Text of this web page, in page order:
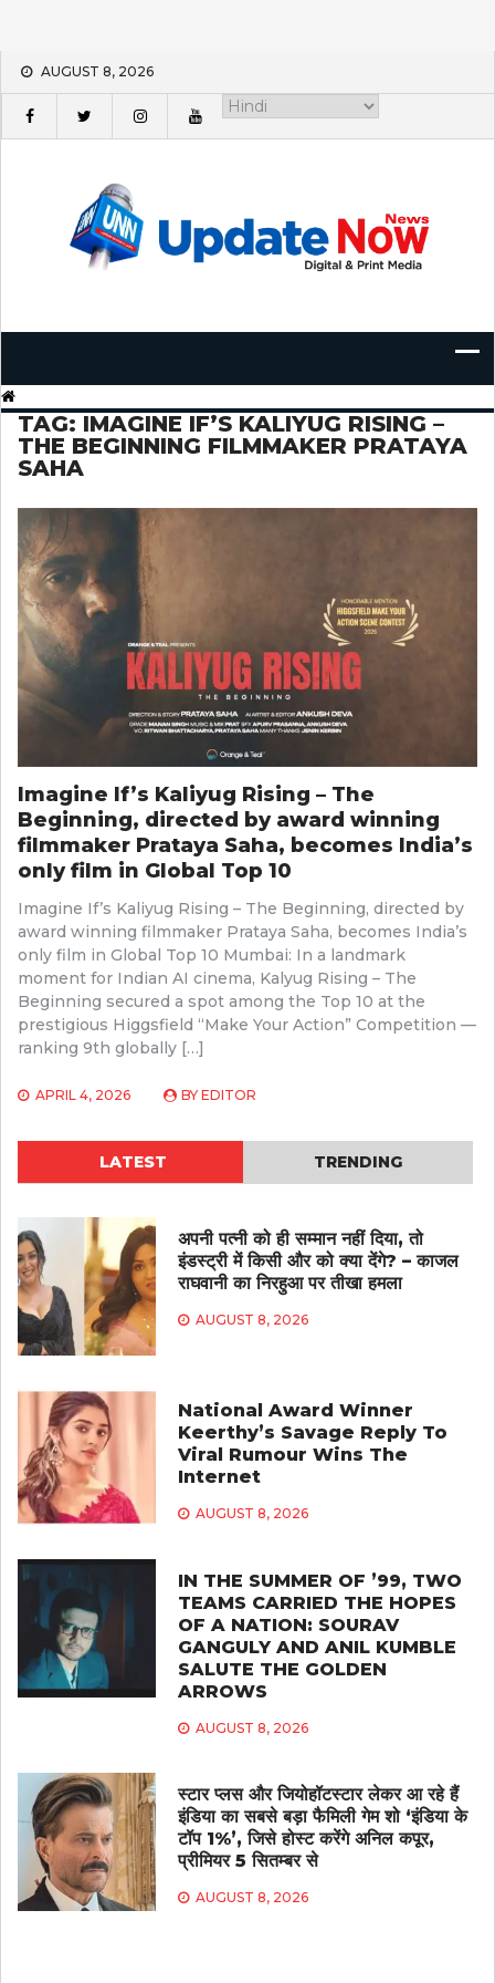
Skip
content
AUGUST 8, 2026
TAG: IMAGINE IF’S KALIYUG RISING –
THE BEGINNING FILMMAKER PRATAYA
SAHA
Imagine If’s Kaliyug Rising – The
Beginning, directed by award winning
filmmaker Prataya Saha, becomes India’s
only film in Global Top 10
Imagine If’s Kaliyug Rising – The Beginning, directed by
award winning filmmaker Prataya Saha, becomes India’s
only film in Global Top 10 Mumbai: In a landmark
moment for Indian AI cinema, Kalyug Rising – The
Beginning secured a spot among the Top 10 at the
prestigious Higgsfield “Make Your Action” Competition —
ranking 9th globally […]
APRIL 4, 2026 BY EDITOR
LATEST TRENDING
अपनी पत्नी को ही सम्मान नहीं दिया, तो
इंडस्ट्री में किसी और को क्या देंगे? – काजल
राघवानी का निरहुआ पर तीखा हमला
AUGUST 8, 2026
National Award Winner
Keerthy’s Savage Reply To
Viral Rumour Wins The
Internet
AUGUST 8, 2026
IN THE SUMMER OF ’99, TWO
TEAMS CARRIED THE HOPES
OF A NATION: SOURAV
GANGULY AND ANIL KUMBLE
SALUTE THE GOLDEN
ARROWS
AUGUST 8, 2026
स्टार प्लस और जियोहॉटस्टार लेकर आ रहे हैं
इंडिया का सबसे बड़ा फैमिली गेम शो ‘इंडिया के
टॉप 1%’, जिसे होस्ट करेंगे अनिल कपूर,
प्रीमियर 5 सितम्बर से
AUGUST 8, 2026